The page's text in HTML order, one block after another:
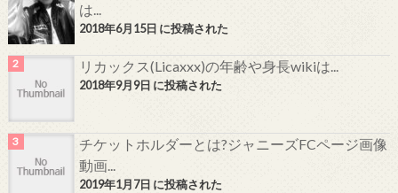
は...
2018年6月15日 に投稿された
リカックス(Licaxxx)の年齢や身長wikiは...
2018年9月9日 に投稿された
チケットホルダーとは?ジャニーズFCページ画像
動画...
2019年1月7日 に投稿された